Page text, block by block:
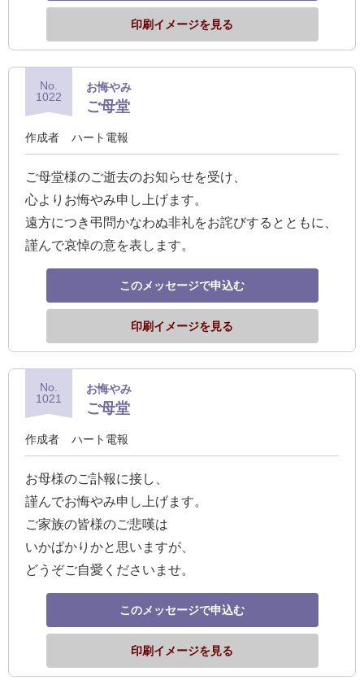
印刷イメージを見る
No.
1022
お悔やみ
ご母堂
作成者 ハート電報
ご母堂様のご逝去のお知らせを受け、
心よりお悔やみ申し上げます。
遠方につき弔問かなわぬ非礼をお詫びするとともに、
謹んで哀悼の意を表します。
このメッセージで申込む
印刷イメージを見る
No.
1021
お悔やみ
ご母堂
作成者 ハート電報
お母様のご訃報に接し、
謹んでお悔やみ申し上げます。
ご家族の皆様のご悲嘆は
いかばかりかと思いますが、
どうぞご自愛くださいませ。
このメッセージで申込む
印刷イメージを見る